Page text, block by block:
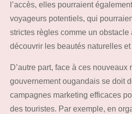
l’accès, elles pourraient
voyageurs potentiels, qui
strictes règles comme un obstacle
découvrir les beautés naturelles
D’autre part, face à ces nouveaux
gouvernement ougandais se doit
campagnes marketing efficaces
des touristes. Par exemple, en